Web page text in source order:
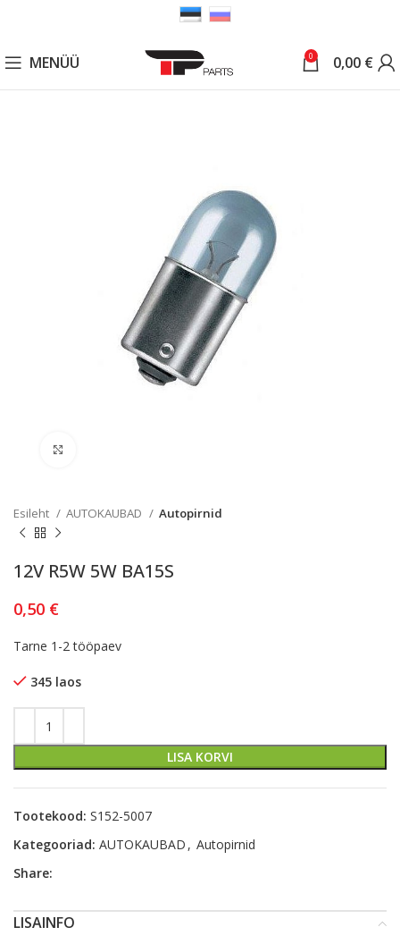
MENÜÜ 0 0,00 €
Esileht AUTOKAUBAD Autopirnid
12V R5W 5W BA15S
0,50 €
Tarne 1-2 tööpaev
345 laos
LISA KORVI
Tootekood: S152-5007
Kategooriad: AUTOKAUBAD , Autopirnid
Share:
LISAINFO